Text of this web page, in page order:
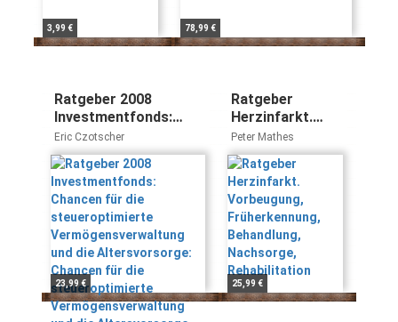
3,99 € 78,99 €
Ratgeber 2008
Investmentfonds:
Chancen für die
steueroptimierte
Vermögensverwaltung
und die
Altersvorsorge:
Chancen für die
steueroptimierte
Vermögensverwaltung
und die
Altersvorsorge. Hrsg.:
Invesco
Eric Czotscher
23,99 €
Ratgeber
Herzinfarkt.
Vorbeugung,
Früherkennung,
Behandlung,
Nachsorge,
Rehabilitation
Peter Mathes
25,99 €